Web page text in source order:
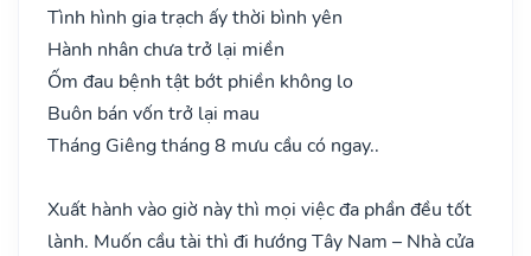
Tình hình gia trạch ấy thời bình yên
Hành nhân chưa trở lại miền
Ốm đau bệnh tật bớt phiền không lo
Buôn bán vốn trở lại mau
Tháng Giêng tháng 8 mưu cầu có ngay..
Xuất hành vào giờ này thì mọi việc đa phần đều tốt
lành. Muốn cầu tài thì đi hướng Tây Nam – Nhà cửa